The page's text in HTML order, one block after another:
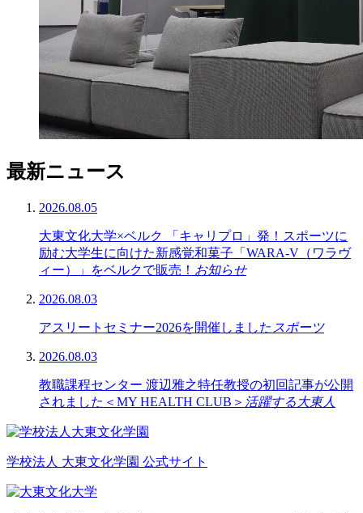
最新ニュース
2026.08.05
大東文化大学×ベルク 「キャリプロ」発！スポーツに
励む大学生に向けた新感覚和菓子「WARA-V（ワラヴ
ィー）」をベルクで販売！ お知らせ
2026.08.03
アスリートセミナー2026を開催しました スポーツ
2026.08.03
教職課程センター 渡辺雅之特任教授の初回記事が公開
されました＜MY HEALTH CLUB＞ 活躍する大東人
学校法人 大東文化学園 公式サイト